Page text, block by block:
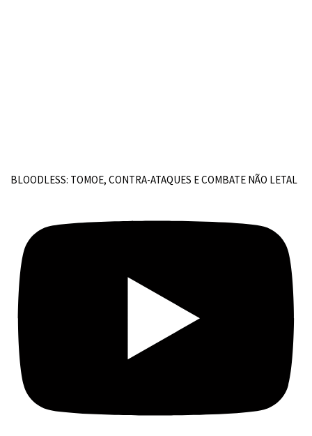
BLOODLESS: TOMOE, CONTRA-ATAQUES E COMBATE NÃO LETAL